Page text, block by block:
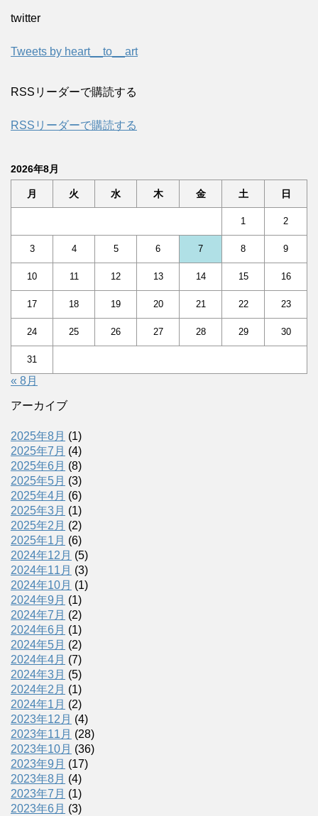
twitter
Tweets by heart__to__art
RSSリーダーで購読する
RSSリーダーで購読する
2026年8月
月 火 水 木 金 土 日
1 2
3 4 5 6 7 8 9
10 11 12 13 14 15 16
17 18 19 20 21 22 23
24 25 26 27 28 29 30
31
« 8月
アーカイブ
2025年8月 (1)
2025年7月 (4)
2025年6月 (8)
2025年5月 (3)
2025年4月 (6)
2025年3月 (1)
2025年2月 (2)
2025年1月 (6)
2024年12月 (5)
2024年11月 (3)
2024年10月 (1)
2024年9月 (1)
2024年7月 (2)
2024年6月 (1)
2024年5月 (2)
2024年4月 (7)
2024年3月 (5)
2024年2月 (1)
2024年1月 (2)
2023年12月 (4)
2023年11月 (28)
2023年10月 (36)
2023年9月 (17)
2023年8月 (4)
2023年7月 (1)
2023年6月 (3)